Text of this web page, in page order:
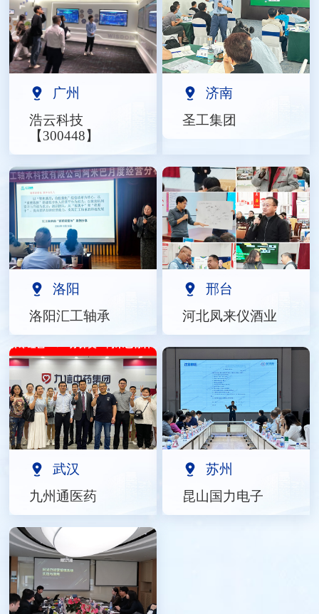
广州
浩云科技
【300448】
济南
圣工集团
洛阳
洛阳汇工轴承
邢台
河北凤来仪酒业
武汉
九州通医药
苏州
昆山国力电子